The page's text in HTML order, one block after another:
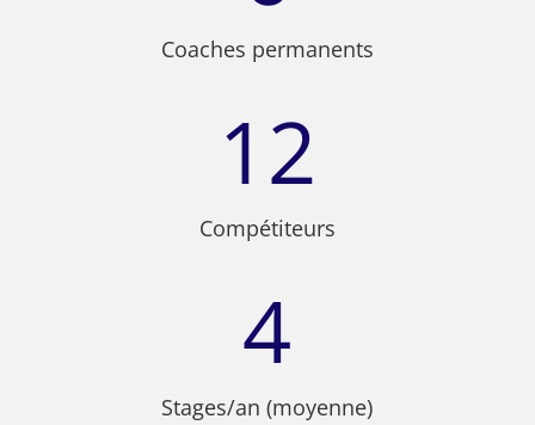
Coaches permanents
12
Compétiteurs
4
Stages/an (moyenne)